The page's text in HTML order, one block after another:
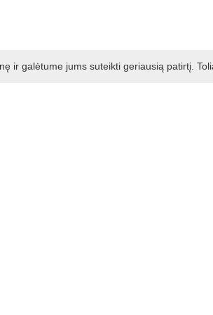
ir galėtume jums suteikti geriausią patirtį.